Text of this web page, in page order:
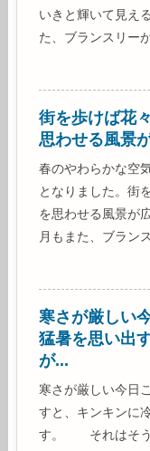
いきと輝いて見
た、ブランスリー
街を歩けば花
思わせる風景
春のやわらかな空
となりました。街
を思わせる風景
月もまた、ブラン
寒さが厳しい
猛暑を思い出
が...
寒さが厳しい今日
すと、キンキンに
す。 それはそう